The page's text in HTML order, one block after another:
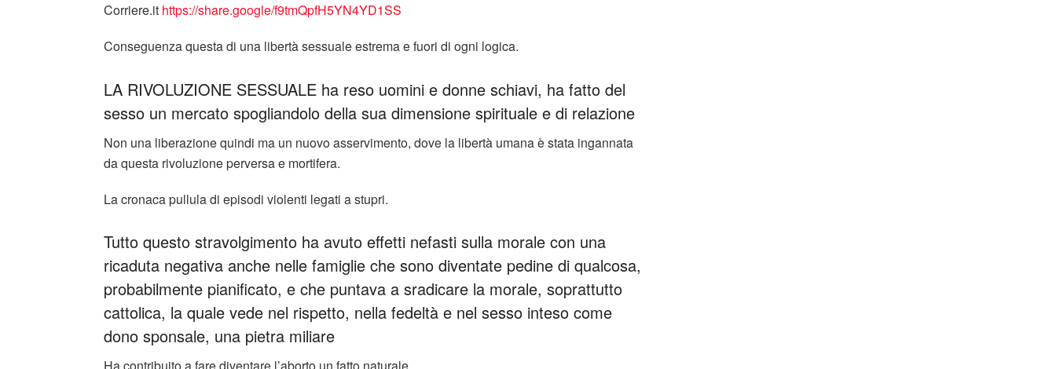
Corriere.it https://share.google/f9tmQpfH5YN4YD1SS
Conseguenza questa di una libertà sessuale estrema e fuori di ogni logica.
LA RIVOLUZIONE SESSUALE ha reso uomini e donne schiavi, ha fatto del
sesso un mercato spogliandolo della sua dimensione spirituale e di relazione
Non una liberazione quindi ma un nuovo asservimento, dove la libertà umana è stata ingannata
da questa rivoluzione perversa e mortifera.
La cronaca pullula di episodi violenti legati a stupri.
Tutto questo stravolgimento ha avuto effetti nefasti sulla morale con una
ricaduta negativa anche nelle famiglie che sono diventate pedine di qualcosa,
probabilmente pianificato, e che puntava a sradicare la morale, soprattutto
cattolica, la quale vede nel rispetto, nella fedeltà e nel sesso inteso come
dono sponsale, una pietra miliare